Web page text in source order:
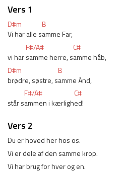
Vers 1
D#m
B
Vi har alle samme Far,
F#/A#
C#
vi har samme herre, samme håb,
D#m
B
brødre, søstre, samme Ånd,
F#/A#
C#
står sammen i kærlighed!
Vers 2
Du er hoved her hos os.
Vi er dele af den samme krop.
Vi har brug for hver og en.